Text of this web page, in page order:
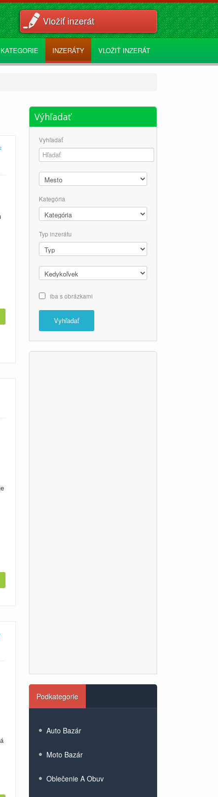
Vložiť inzerát
KATEGORIE INZERÁTY VLOŽIŤ INZERÁT
Výhľadať
Vyhľadať
Kategória
Typ inzerátu
iba s obrázkami
Vyhľadať
Podkategorie
Auto Bazár
Moto Bazár
Oblečenie A Obuv